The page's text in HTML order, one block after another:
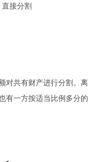
接分割
对共有财产进行分割。离
有一方按适当比例多分的